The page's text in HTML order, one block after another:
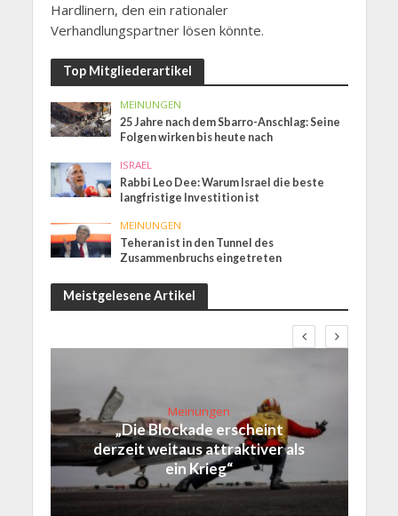
Hardlinern, den ein rationaler
Verhandlungspartner lösen könnte.
Top Mitgliederartikel
MEINUNGEN
25 Jahre nach dem Sbarro-Anschlag: Seine
Folgen wirken bis heute nach
ISRAEL
Rabbi Leo Dee: Warum Israel die beste
langfristige Investition ist
MEINUNGEN
Teheran ist in den Tunnel des
Zusammenbruchs eingetreten
Meistgelesene Artikel
Meinungen
„Die Blockade erscheint
derzeit weitaus attraktiver als
ein Krieg“